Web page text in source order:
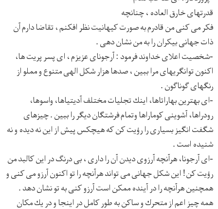
قدرتهای خارق العاده ، چنانچه
فكر می كنی من قادرم به صورت كيهانيت نظر افكنم ، تقاضا دارم آن
ذات جهانی بيكران را به من نشان دهی .
-شخصيت اعلای خداوند فرمود : آرجونای عزيزم ، ای پسر پريت ها،
اكنون توانگريهای مرا ببين ، صدها هزار شكل الهی متنوع و مملو از
رنگهای گوناگون .
-ای بهترين بهاراتاها، اينك تجليات مختلف آديتياها، واسوها،
رودراها، آشوينی كوماراها وتمام فرشتگان ديگر را ببين . چيزهای
شگفت انگيز بسياری را رؤيت كن كه هيچكس پيش از اين نه ديده و نه
شنيده است .
-ای آرجونا، هرآنچه آرزوی ديدن آن را داری ، بی درنگ در اين كالبد من
رؤيت كن! اين شكل جهانی می تواند هرآنچه را تو اكنون آرزو می كنی و
همچنين هرآنچه را در آينده ممكن است آرزو كنی به تو نشان دهد .
همه چيز اعم از متحرك و ساكن به طور كامل در اينجا و در يك مكان